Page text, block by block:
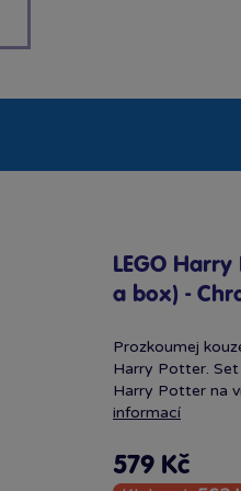
LEGO
a box) -
Prozkoumej
Harry Potter. Set
Harry Potter na
informací
579 Kč